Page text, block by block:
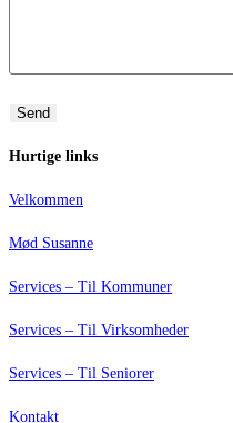
Hurtige links
Velkommen
Mød Susanne
Services – Til Kommuner
Services – Til Virksomheder
Services – Til Seniorer
Kontakt